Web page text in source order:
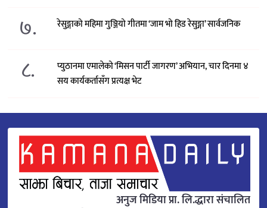
७. रेसुङ्गाको महिमा गुञ्जियो गीतमा ‘जाम भो हिड रेसुङ्गा’ सार्वजनिक
८.
प्युठानमा एमालेको ‘मिसन पार्टी जागरण’ अभियान, चार दिनमा ४
सय कार्यकर्तासँग प्रत्यक्ष भेट
अनुज मिडिया प्रा. लि.द्धारा संचालित